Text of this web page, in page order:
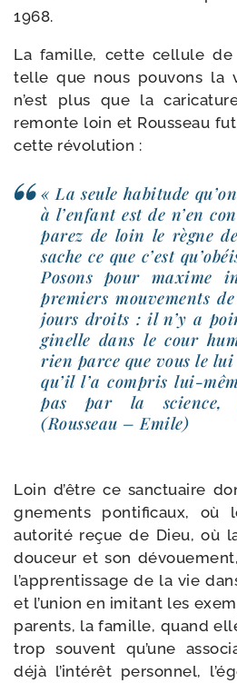
1968.
La famille, cette cel­lule
telle que nous pou­vons la
n’est plus que la
remonte loin et Rousseau
cette révolution :
« La seule habi­tude
à l’en­fant est de n’en
pa­rez de loin le règne
sache ce que c’est
Posons pour maxime
pre­miers mou­ve­ments
jours droits : il n’y a
gi­nelle dans le cour
rien parce que vous le
qu’il l’a com­pris lui-​
pas par la science,
(Rousseau – Emile)
Loin d’être ce sanc­tuaire
gne­ments pon­ti­fi­caux, où
auto­ri­té reçue de Dieu, où
dou­ceur et son
l’ap­pren­tis­sage de la vie
et l’u­nion en imi­tant les
parents, la famille, quand
trop sou­vent qu’une
déjà l’in­té­rêt per­son­nel,